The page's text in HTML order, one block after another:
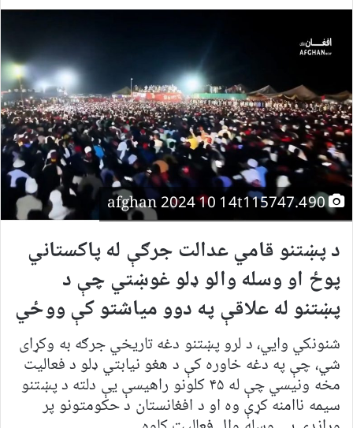
afghan 2024 10 14t115747.490
د پښتنو قامي عدالت جرګې له پاکستاني
پوځ او وسله والو ډلو غوښتي چې د
پښتنو له علاقې په دوو میاشتو کې ووځي
شنونکي وايي، د لرو پښتنو دغه تاریخي جرګه به وکړای
شي، چې په دغه خاوره کې د هغو نیابتي ډلو د فعالیت
مخه ونیسي چې له ۴۵ کلونو راهیسې یې دلته د پښتنو
سیمه ناامنه کړې وه او د افغانستان د حکومتونو پر